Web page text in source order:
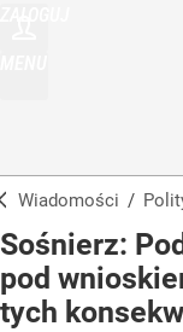
Wiadomości /
Sośnierz:
pod
tych